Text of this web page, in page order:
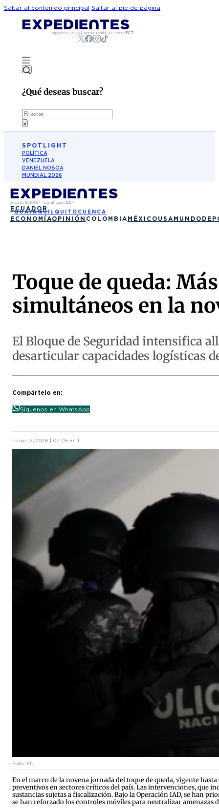
Saltar al contenido principal Saltar al pie de página
agosto 8, 2026 |Actualizado20:35:08 ECT
¿Qué deseas buscar?
Buscar
×
SPOTLIGHT
POLÍTICA
VENEZUELA
DANIEL NOBOA
MUNDIAL 2026
agosto 8, 2026| Actualizado ECT
ECUADOR
GUAYAQUIL QUITO CUENCA
ECONOMÍAOPINIÓN COLOMBIA MÉXICO USA MUNDO
Toque de queda:
simultáneos en la
El Bloque de Seguridad intensifica
desarticular capacidades logísticas
Compártelo en:
Síguenos en WhatsApp
mayo 12, 2026 | 07:05 ECT
Foto: EU.
En el marco de la novena jornada del toque de queda, vigente
preventivos en sectores críticos del país. Las intervenciones, que
sustancias sujetas a fiscalización. Bajo la Operación IAD, se han
se han reforzado los controles móviles para neutralizar amenazas